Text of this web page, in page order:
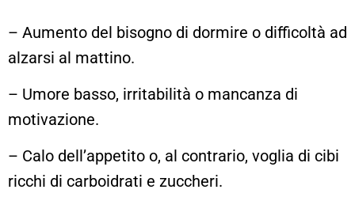
– Aumento del bisogno di dormire o difficoltà ad
alzarsi al mattino.
– Umore basso, irritabilità o mancanza di
motivazione.
– Calo dell’appetito o, al contrario, voglia di cibi
ricchi di carboidrati e zuccheri.